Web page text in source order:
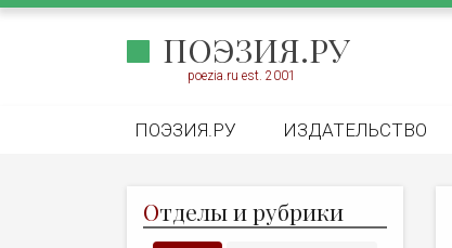
ПОЭЗИЯ.РУ
poezia.ru est. 2001
ПОЭЗИЯ.РУ ИЗДАТЕЛЬСТВО
Отделы и рубрики